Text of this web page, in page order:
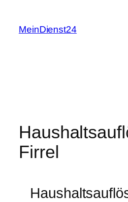
springen
MeinDienst24
Firrel